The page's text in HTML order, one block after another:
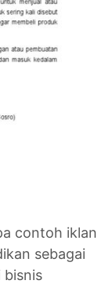
contoh iklan
sebagai
bisnis